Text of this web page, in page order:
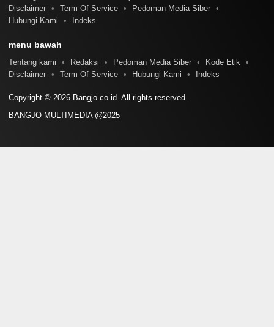
Disclaimer
Term Of Service
Pedoman Media Siber
Hubungi Kami
Indeks
menu bawah
Tentang kami Redaksi Pedoman Media Siber
Kode Etik
Disclaimer
Term Of Service Hubungi Kami Indeks
Copyright © 2026 Bangjo.co.id. All rights reserved.
BANGJO MULTIMEDIA @2025